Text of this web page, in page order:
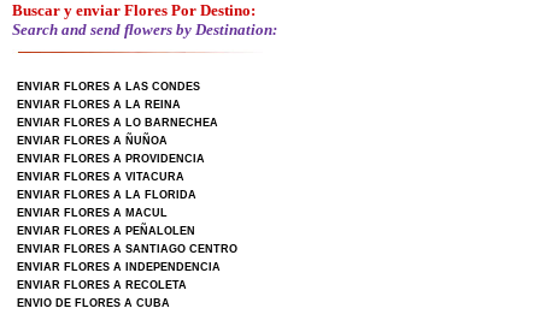
Buscar y enviar Flores Por Destino:
Search and send flowers by Destination:
ENVIAR FLORES A LAS CONDES
ENVIAR FLORES A LA REINA
ENVIAR FLORES A LO BARNECHEA
ENVIAR FLORES A ÑUÑOA
ENVIAR FLORES A PROVIDENCIA
ENVIAR FLORES A VITACURA
ENVIAR FLORES A LA FLORIDA
ENVIAR FLORES A MACUL
ENVIAR FLORES A PEÑALOLEN
ENVIAR FLORES A SANTIAGO CENTRO
ENVIAR FLORES A INDEPENDENCIA
ENVIAR FLORES A RECOLETA
ENVIO DE FLORES A CUBA